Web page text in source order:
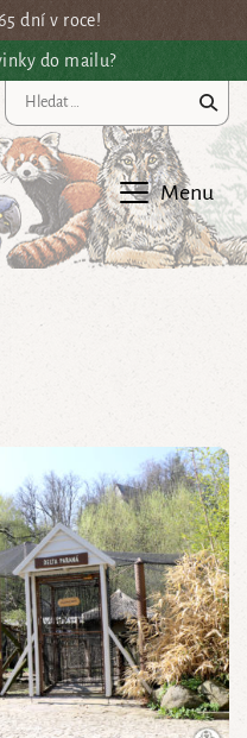
dní v roce!
do mailu?
Menu